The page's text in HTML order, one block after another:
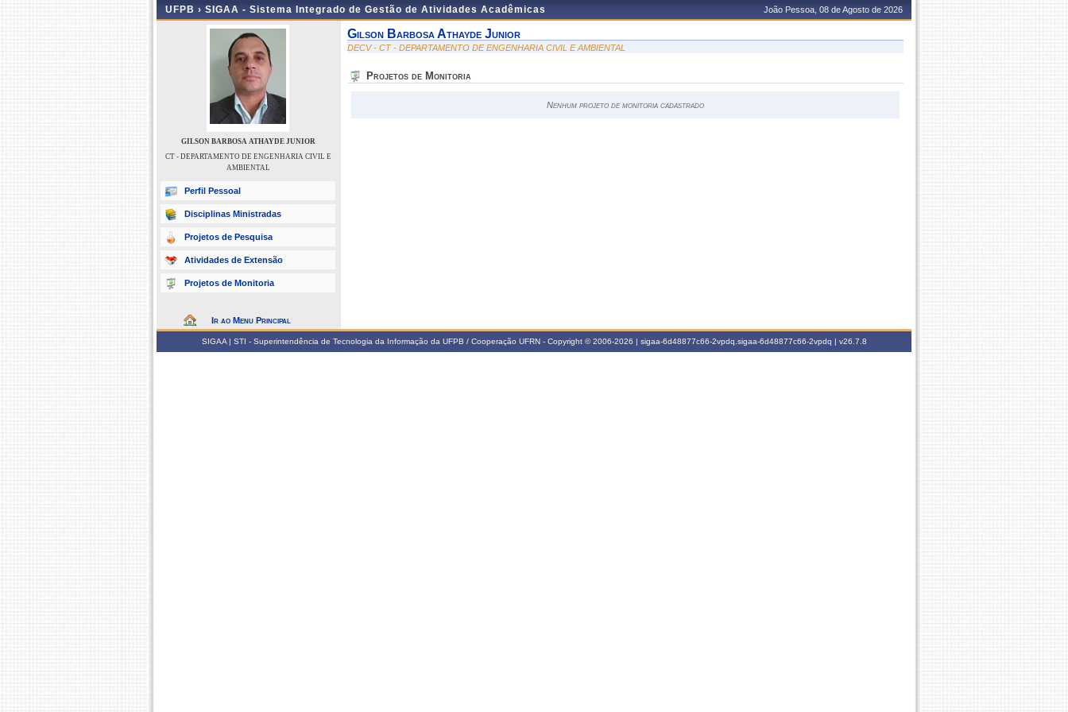
UFPB › SIGAA - Sistema Integrado de Gestão de Atividades Acadêmicas João Pessoa, 08 de Agosto de 2026
GILSON BARBOSA ATHAYDE JUNIOR
CT - DEPARTAMENTO DE ENGENHARIA CIVIL E
AMBIENTAL
Perfil Pessoal
Disciplinas Ministradas
Projetos de Pesquisa
Atividades de Extensão
Projetos de Monitoria
Ir ao Menu Principal
Gilson Barbosa Athayde Junior
DECV - CT - DEPARTAMENTO DE ENGENHARIA CIVIL E AMBIENTAL
Projetos de Monitoria
Nenhum projeto de monitoria cadastrado
SIGAA | STI - Superintendência de Tecnologia da Informação da UFPB / Cooperação UFRN - Copyright © 2006-2026 | sigaa-6d48877c66-2vpdq.sigaa-6d48877c66-2vpdq | v26.7.8